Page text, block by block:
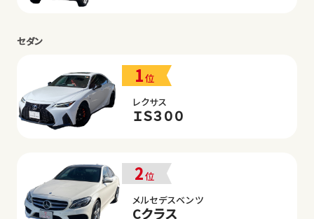
セダン
1位
レクサス
ＩＳ３００
2位
メルセデスベンツ
Cクラス